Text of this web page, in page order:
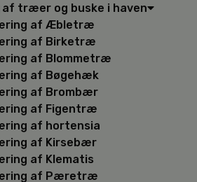
træer og buske i haven
af Æbletræ
af Birketræ
af Blommetræ
af Bøgehæk
af Brombær
af Figentræ
af hortensia
af Kirsebær
af Klematis
af Pæretræ